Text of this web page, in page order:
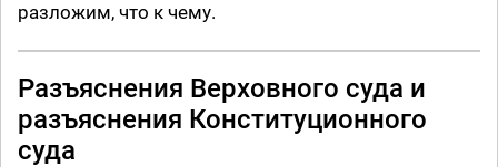
разложим, что к чему.
Разъяснения Верховного суда и
разъяснения Конституционного
суда